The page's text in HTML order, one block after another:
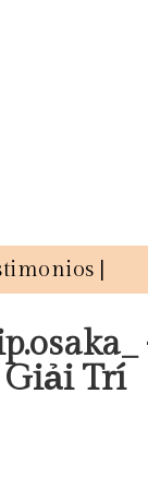
|
Trí